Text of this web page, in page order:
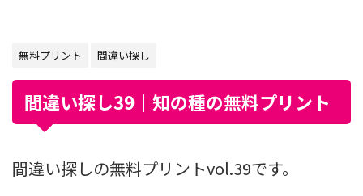
無料プリント 間違い探し
間違い探し39｜知の種の無料プリント
間違い探しの無料プリントvol.39です。